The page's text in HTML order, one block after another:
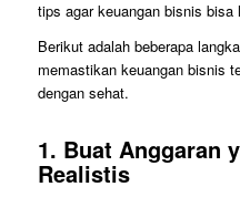
tips agar keuangan bisnis bisa
Berikut adalah beberapa
memastikan keuangan bisnis
dengan sehat.
1. Buat Anggaran
Realistis